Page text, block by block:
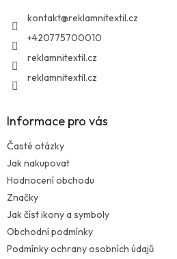
kontakt@reklamnitextil.cz
+420775700010
reklamnitextil.cz
reklamnitextil.cz
Informace pro vás
Časté otázky
Jak nakupovat
Hodnocení obchodu
Značky
Jak číst ikony a symboly
Obchodní podmínky
Podmínky ochrany osobních údajů